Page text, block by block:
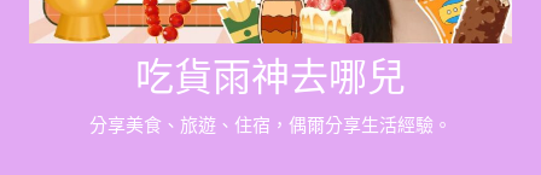
吃貨雨神去哪兒
分享美食、旅遊、住宿，偶爾分享生活經驗。